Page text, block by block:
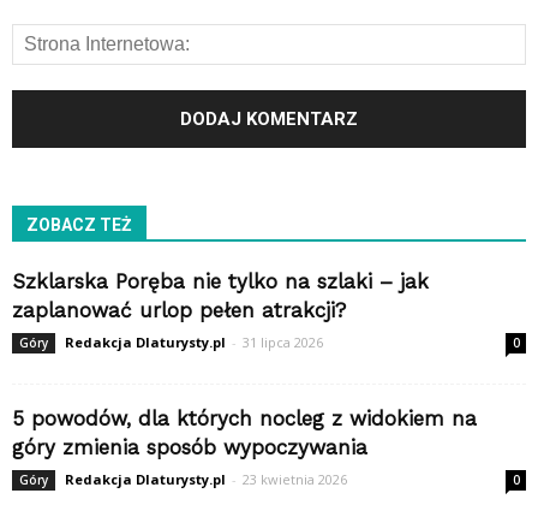
ZOBACZ TEŻ
Szklarska Poręba nie tylko na szlaki – jak
zaplanować urlop pełen atrakcji?
Góry Redakcja Dlaturysty.pl - 31 lipca 2026 0
5 powodów, dla których nocleg z widokiem na
góry zmienia sposób wypoczywania
Góry Redakcja Dlaturysty.pl - 23 kwietnia 2026 0